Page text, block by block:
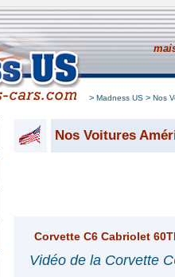
> Madness US > Nos
Nos Voitures
Corvette C6 Cabriolet
Vidéo de la Corvette